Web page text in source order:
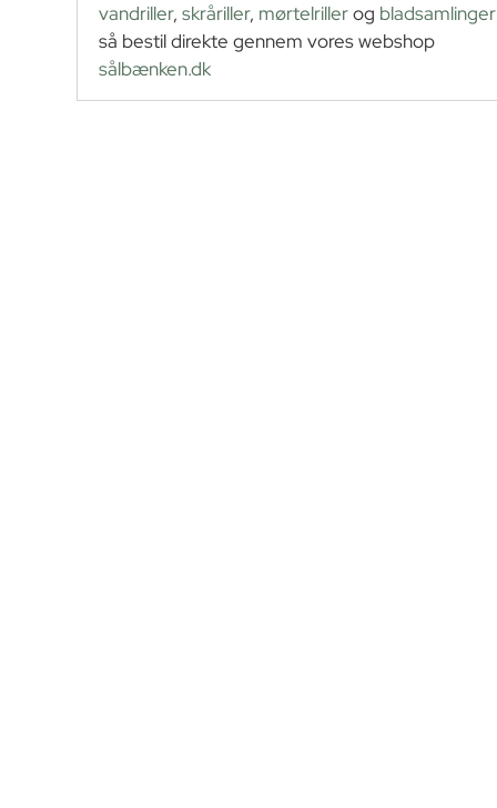
15 x 200 cm
15 x 220 cm
vandriller,skråriller, mørtelrillerog bladsamlinger
så bestil direkte gennem vores webshop
sålbænken.dk